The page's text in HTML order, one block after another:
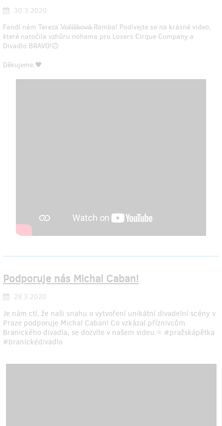
30.3.2020
Fandí nám Tereza V̵o̵ř̵í̵š̵k̵o̵v̵á̵ Ramba! Podívejte se na krásné video,
které natočila vzhůru nohama pro Losers Cirque Company a
Divadlo BRAVO!🙃
Děkujeme.🖤
Podporuje nás Michal Caban!
28.3.2020
Je nám ctí, že naši snahu o vytvoření unikátní divadelní scény v
Praze podporuje Michal Caban! Co vzkázal příznivcům
Branického divadla, se dozvíte v našem videu.⭐ #pražskápětka
#branickédivadlo